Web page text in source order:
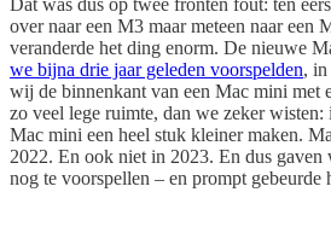
Dat was dus op twee fronten fout: ten
over naar een M3 maar meteen naar een
veranderde het ding enorm. De nieuwe
we bijna drie jaar geleden voorspelden, in
wij de binnenkant van een Mac mini met
zo veel lege ruimte, dan we zeker
Mac mini een heel stuk kleiner maken.
2022. En ook niet in 2023. En dus
nog te voorspellen – en prompt gebeurde